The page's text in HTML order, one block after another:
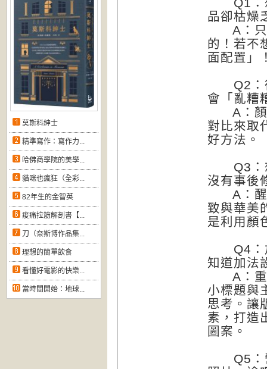
莫斯科紳士
精準寫作：寫作力...
哈佛商學院的美學...
貓咪也瘋狂（全彩...
82年生的金智英
痠痛拉筋解剖書【...
刀（奈斯博作品集...
理想的簡單飲食
看懂好電影的快樂...
當時間開始：地球...
品卻枯燥
A：只
的！若不
面配置」
Q2：很
會「亂
A：顏
對比來取
好方法。
Q3：想
沒有事後
A：醒
致與華美
是利用顏
Q4：加
知道加法
A：重
小標題與
思考。讓
素，打造
圖案。
Q5：營